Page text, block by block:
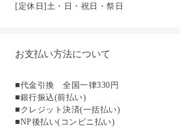
[定休日]土・日・祝日・祭日
お支払い方法について
■代金引換 全国一律330円
■銀行振込(前払い)
■クレジット決済(一括払い)
■NP後払い(コンビニ払い)